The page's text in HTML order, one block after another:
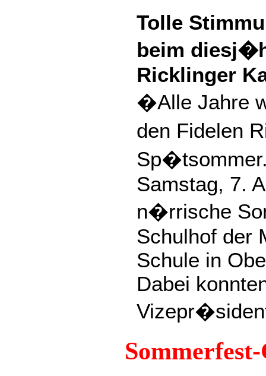
Tolle
beim
Ricklinger
�Alle Jahre
den Fidelen
Samstag, 7.
n�rrische
Schulhof der
Schule in
Dabei